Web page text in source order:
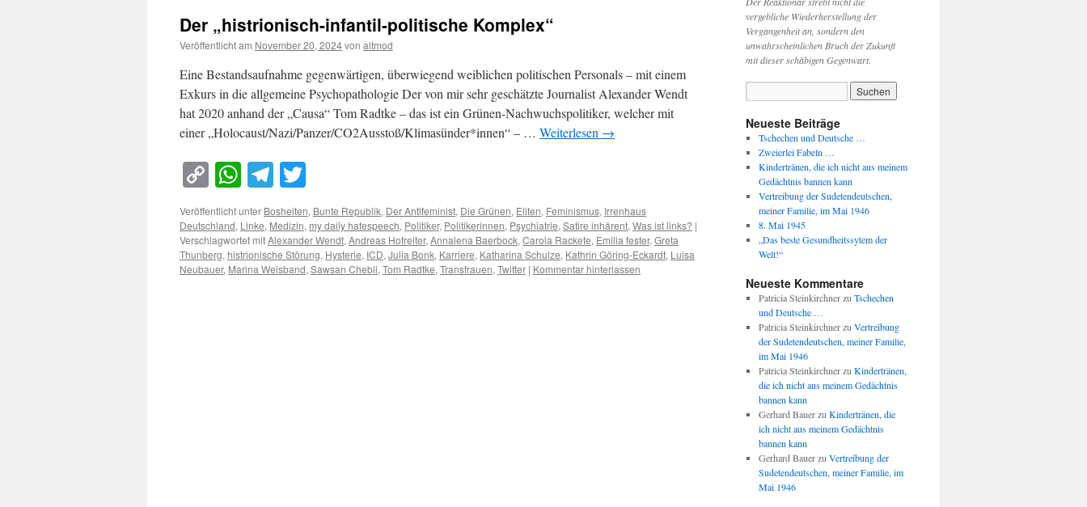
Der „histrionisch-infantil-politische Komplex“
Veröffentlicht am November 20, 2024von altmod
Eine Bestandsaufnahme gegenwärtigen, überwiegend weiblichen politischen Personals – mit einem
Exkurs in die allgemeine Psychopathologie Der von mir sehr geschätzte Journalist Alexander Wendt
hat 2020 anhand der „Causa“ Tom Radtke – das ist ein Grünen-Nachwuchspolitiker, welcher mit
einer „Holocaust/Nazi/Panzer/CO2Ausstoß/Klimasünder*innen“ – … Weiterlesen →
Copy
Link
WhatsApp
Telegram
Veröffentlicht unter Bosheiten, Bunte Republik, Der Antifeminist, Die Grünen, Eliten, Feminismus, Irrenhaus
Deutschland, Linke, Medizin, my daily hatespeech, Politiker, Politikerinnen, Psychiatrie,Satire inhärent,Was ist links? |
Verschlagwortet mitAlexander Wendt,Andreas Hofreiter,Annalena Baerbock,Carola Rackete, Emilia fester,Greta
Thunberg, histrionische Störung, Hysterie, ICD,Julia Bonk, Karriere, Katharina Schulze, Kathrin Göring-Eckardt, Luisa
Neubauer, Marina Weisband,Sawsan Chebli,Tom Radtke,Transfrauen,Twitter | Kommentar hinterlassen
vergebliche Wiederherstellung der
Vergangenheit an, sondern den
unwahrscheinlichen Bruch der Zukunft
mit dieser schäbigen Gegenwart.
Neueste Beiträge
Tschechen und Deutsche …
Zweierlei Fabeln …
Kindertränen, die ich nicht aus meinem
Gedächtnis bannen kann
Vertreibung der Sudetendeutschen,
meiner Familie, im Mai 1946
8. Mai 1945
„Das beste Gesundheitssytem der
Welt!“
Neueste Kommentare
Patricia Steinkirchnerzu Tschechen
und Deutsche …
Patricia Steinkirchnerzu Vertreibung
der Sudetendeutschen, meiner Familie,
im Mai 1946
Patricia Steinkirchnerzu Kindertränen,
die ich nicht aus meinem Gedächtnis
bannen kann
Gerhard Bauerzu Kindertränen, die
ich nicht aus meinem Gedächtnis
bannen kann
Gerhard Bauerzu Vertreibung der
Sudetendeutschen, meiner Familie, im
Mai 1946